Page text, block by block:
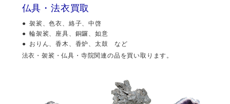
仏具・法衣買取
袈裟、色衣、絡子、中啓
輪袈裟、座具、銅鑼、如意
おりん、香木、香炉、太鼓 など
法衣・袈裟・仏具・寺院関連の品を買い取ります。